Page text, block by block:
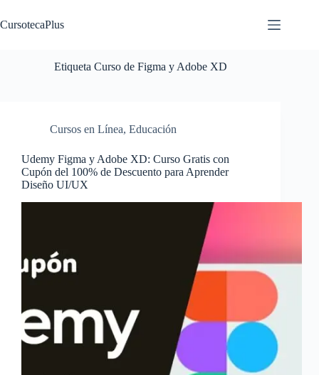
al
contenido
CursotecaPlus
Etiqueta Curso de Figma y Adobe XD
Cursos en Línea, Educación
Udemy Figma y Adobe XD: Curso Gratis con
Cupón del 100% de Descuento para Aprender
Diseño UI/UX